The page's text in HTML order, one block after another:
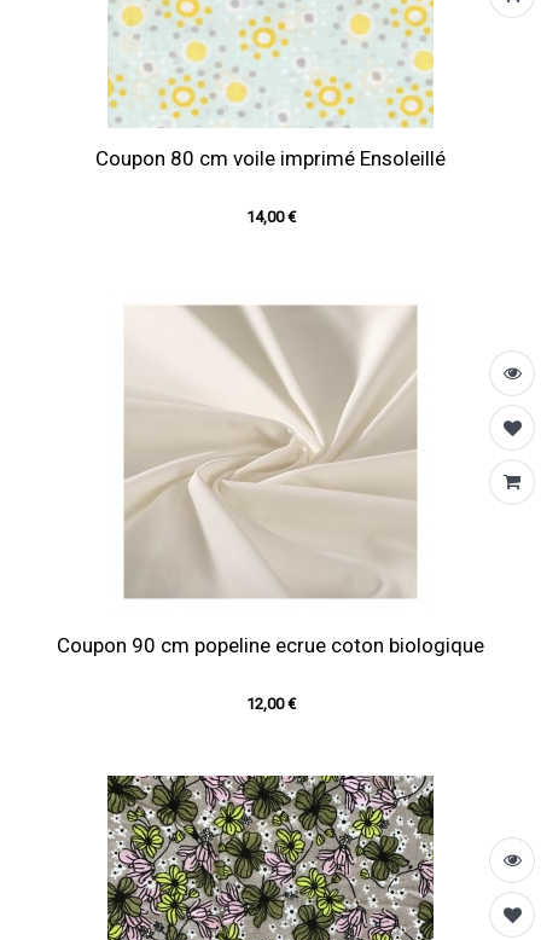
Coupon 80 cm voile imprimé Ensoleillé
14,00 €
Coupon 90 cm popeline ecrue coton biologique
12,00 €